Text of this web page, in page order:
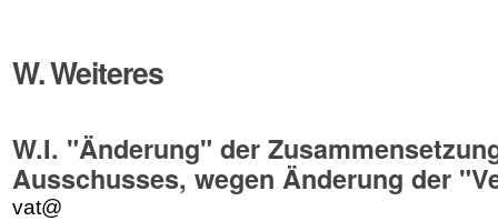
W. Weiteres
W.I. "Änderung" der
Ausschusses, wegen Änderung der
vat@